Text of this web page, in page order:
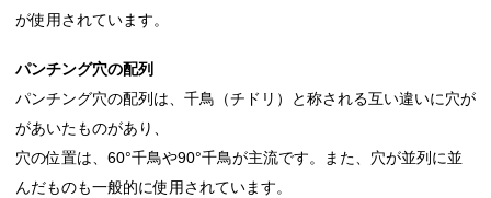
が使用されています。
パンチング穴の配列
パンチング穴の配列は、千鳥（チドリ）と称される互い違いに穴が
があいたものがあり、
穴の位置は、60°千鳥や90°千鳥が主流です。また、穴が並列に並
んだものも一般的に使用されています。